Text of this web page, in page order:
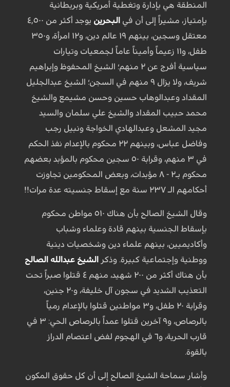
المنطقة هي بإدارة وتغطية أمريكية وبريطانية
بإمتياز، مشيراً إلى أن في البحرين
يوجد أكثر من ٤,٥٠٠
معتقل وسجين، بينهم ١٩ عالم دين، و١٢ امرأة، و٣٥٠
طفل، و١١ زعيماً وأميناً عاماً لجمعيات وتيارات
سياسية أفرج عن ٢ منهم؛ الشيخ المحفوظ وإبراهيم
شريف، ولا يزال ٩ منهم في السجن؛ الشيخ عبدالجليل
المقداد وعبدالوهاب حسين وحسن مشيمع والشيخ
محمد حبيب المقداد والشيخ علي سلمان والسيد
مجيد المشعل وعبدالهادي الخواجة ونبيل رجب
وفاضل عباس، وبينهم ٢٢ محكوم بالإعدام نفذ الحكم
في ٣ منهم، وقرابة ٥٠ سجين محكوم بالمؤبد بعضهم
محكوم بـ٢ - ٨ مؤبدات، وبعض المحكومين تجاوزت
أحكامهم الـ ٢٣٧ سنة مع إسقاط جنسيته عدة مرات!!
وقال الشيخ الصالح بأن هناك ٥١٠ مواطن محكوم
بإسقاط الجنسية بينهم قادة وعلماء وشباب
وأكاديميين، بينهم علماء دين وشخصيات دينية
ووطنية وإجتماعية كبيرة. وذكر
الشيخ عبدالله الصالح
بأن هناك أكثر من ٢٠٠ شهيد، منهم ٤ قتلوا صبراً تحت
التعذيب الشديد في سجون آل خليفة، و٢٠ جنين،
وقرابة ٢٠ طفل، و٣ مواطنين قتلوا بالإعدام رمياً
بالرصاص، و٩ آخرين قتلوا عمداً بالرصاص الحي: ٣ في
قارب الحرية، و٦ في الهجوم لفض اعتصام الدراز
بالقوة.
وأشار سماحة الشيخ الصالح إلى أن كل حقوق المكون